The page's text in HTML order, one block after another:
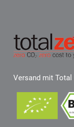
Versand mit Total